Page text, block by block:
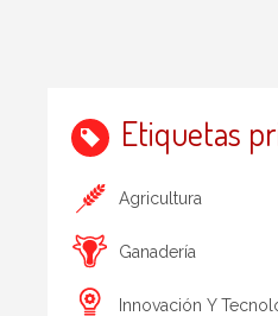
Etiquetas
Agricultura
Ganadería
Innovación Y